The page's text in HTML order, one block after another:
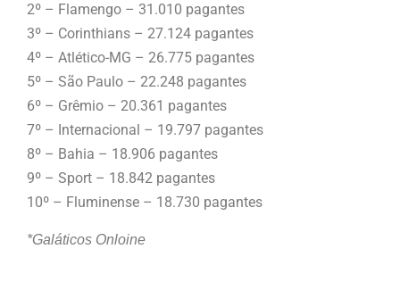
2º – Flamengo – 31.010 pagantes
3º – Corinthians – 27.124 pagantes
4º – Atlético-MG – 26.775 pagantes
5º – São Paulo – 22.248 pagantes
6º – Grêmio – 20.361 pagantes
7º – Internacional – 19.797 pagantes
8º – Bahia – 18.906 pagantes
9º – Sport – 18.842 pagantes
10º – Fluminense – 18.730 pagantes
*Galáticos Onloine